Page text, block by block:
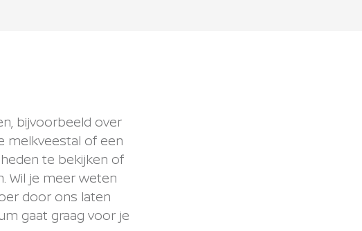
bijvoorbeeld over
melkveestal of een
te bekijken of
Wil je meer weten
door ons laten
gaat graag voor je